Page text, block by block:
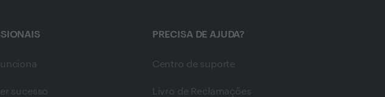
sucesso
PRECISA DE AJUDA?
Centro de suporte
Livro de Reclamações